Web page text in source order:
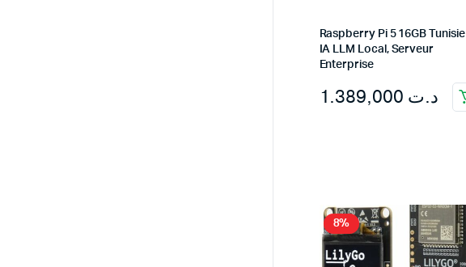
Raspberry Pi 5 16GB Tunisie |
IA LLM Local, Serveur
Enterprise
د.ت
8%